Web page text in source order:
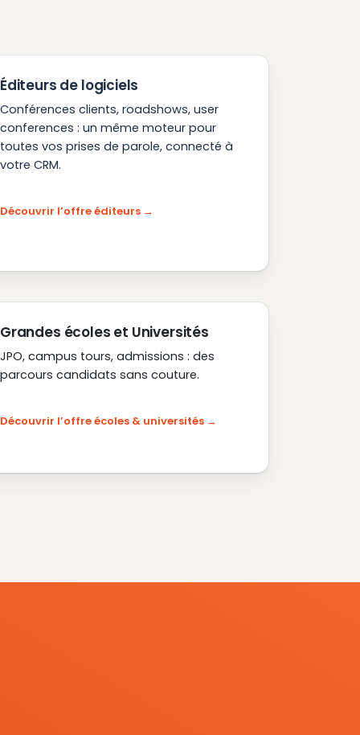
Éditeurs de logiciels
Conférences clients, roadshows, user
conferences : un même moteur pour
toutes vos prises de parole, connecté à
votre CRM.
Découvrir l’offre éditeurs
Grandes écoles et Universités
JPO, campus tours, admissions : des
parcours candidats sans couture.
Découvrir l’offre écoles & universités